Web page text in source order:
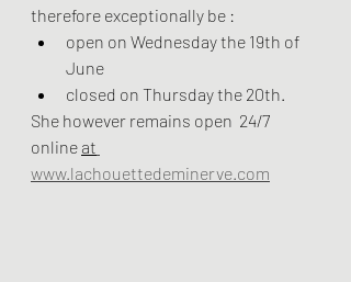
therefore exceptionally be :
open on Wednesday the 19th of
June
closed on Thursday the 20th.
She however remains open  24/7
online at
www.lachouettedeminerve.com